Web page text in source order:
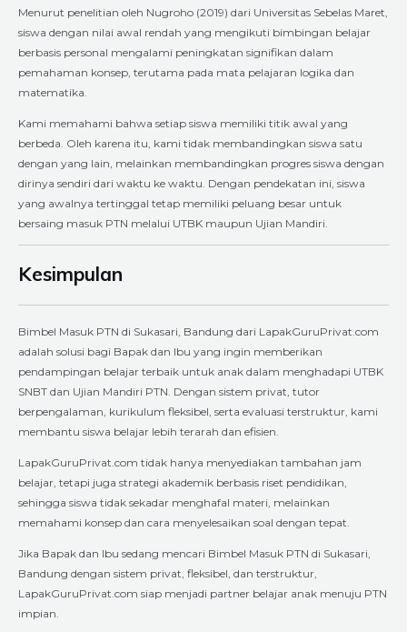
Menurut penelitian oleh Nugroho (2019) dari Universitas Sebelas Maret,
siswa dengan nilai awal rendah yang mengikuti bimbingan belajar
berbasis personal mengalami peningkatan signifikan dalam
pemahaman konsep, terutama pada mata pelajaran logika dan
matematika.
Kami memahami bahwa setiap siswa memiliki titik awal yang
berbeda. Oleh karena itu, kami tidak membandingkan siswa satu
dengan yang lain, melainkan membandingkan progres siswa dengan
dirinya sendiri dari waktu ke waktu. Dengan pendekatan ini, siswa
yang awalnya tertinggal tetap memiliki peluang besar untuk
bersaing masuk PTN melalui UTBK maupun Ujian Mandiri.
Kesimpulan
Bimbel Masuk PTN di Sukasari, Bandung dari LapakGuruPrivat.com
adalah solusi bagi Bapak dan Ibu yang ingin memberikan
pendampingan belajar terbaik untuk anak dalam menghadapi UTBK
SNBT dan Ujian Mandiri PTN. Dengan sistem privat, tutor
berpengalaman, kurikulum fleksibel, serta evaluasi terstruktur, kami
membantu siswa belajar lebih terarah dan efisien.
LapakGuruPrivat.com tidak hanya menyediakan tambahan jam
belajar, tetapi juga strategi akademik berbasis riset pendidikan,
sehingga siswa tidak sekadar menghafal materi, melainkan
memahami konsep dan cara menyelesaikan soal dengan tepat.
Jika Bapak dan Ibu sedang mencari Bimbel Masuk PTN di Sukasari,
Bandung dengan sistem privat, fleksibel, dan terstruktur,
LapakGuruPrivat.com siap menjadi partner belajar anak menuju PTN
impian.